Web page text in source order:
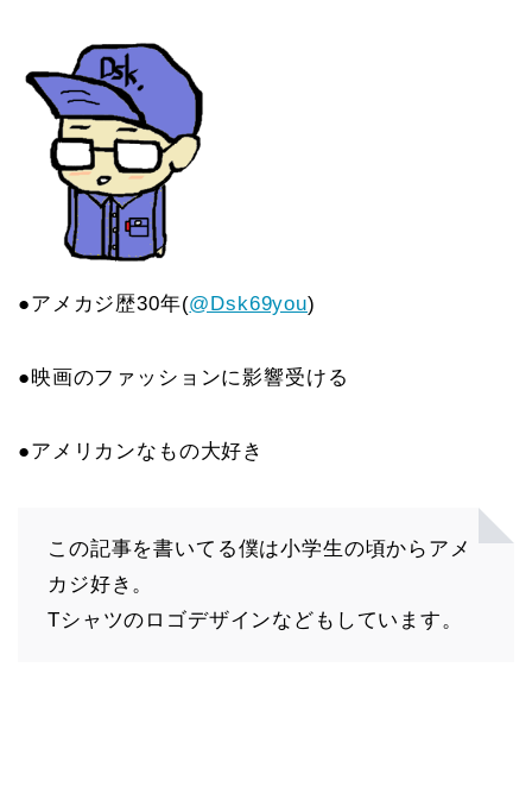
●アメカジ歴30年(@Dsk69you)
●映画のファッションに影響受ける
●アメリカンなもの大好き
この記事を書いてる僕は小学生の頃からアメ
カジ好き。
Tシャツのロゴデザインなどもしています。